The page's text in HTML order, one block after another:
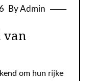
By Admin
van
om hun rijke